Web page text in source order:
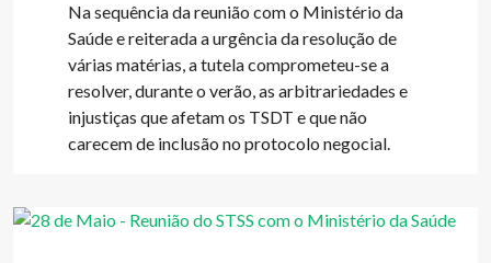
Na sequência da reunião com o Ministério da
Saúde e reiterada a urgência da resolução de
várias matérias, a tutela comprometeu-se a
resolver, durante o verão, as arbitrariedades e
injustiças que afetam os TSDT e que não
carecem de inclusão no protocolo negocial.